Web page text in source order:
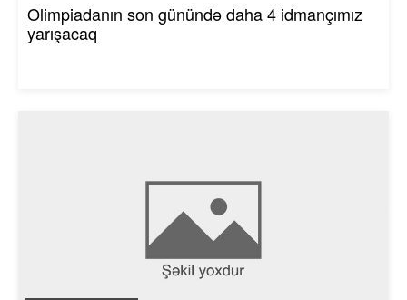
Olimpiadanın son günündə daha 4 idmançımız
yarışacaq